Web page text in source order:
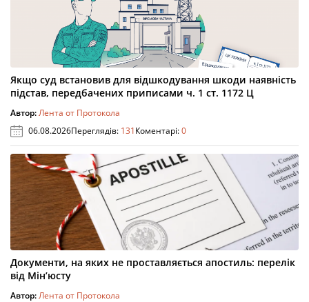
Якщо суд встановив для відшкодування шкоди наявність
підстав, передбачених приписами ч. 1 ст. 1172 Ц
Автор:Лента от Протокола
06.08.2026Переглядів: 131Коментарі:0
Документи, на яких не проставляється апостиль: перелік
від Мін’юсту
Автор:Лента от Протокола